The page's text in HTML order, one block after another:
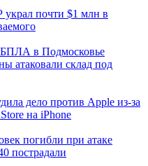
почти $1 млн в
в Подмосковье
атаковали склад под
дело против Apple из-за
на iPhone
погибли при атаке
пострадали